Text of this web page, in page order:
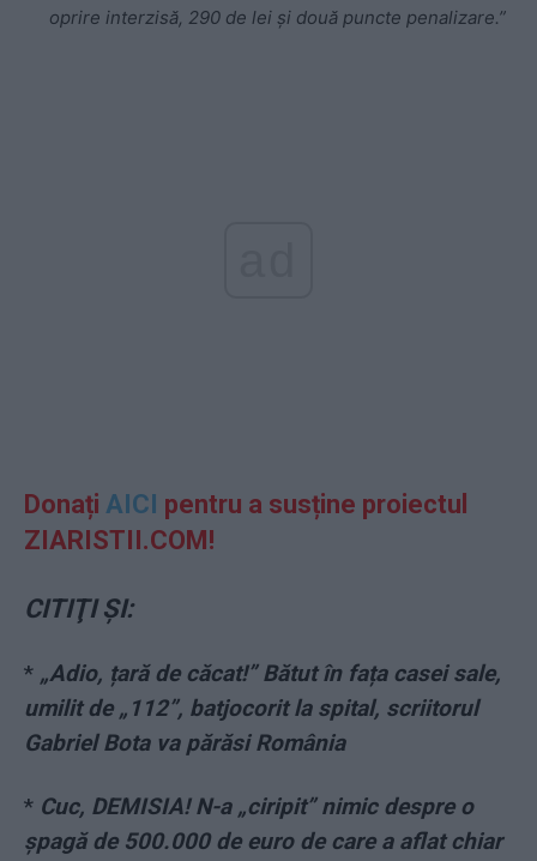
oprire interzisă, 290 de lei și două puncte penalizare.”
Donați AICI pentru a susține proiectul
ZIARISTII.COM!
CITIŢI ŞI:
* „Adio, țară de căcat!” Bătut în fața casei sale,
umilit de „112”, batjocorit la spital, scriitorul
Gabriel Bota va părăsi România
* Cuc, DEMISIA! N-a „ciripit” nimic despre o
şpagă de 500.000 de euro de care a aflat chiar